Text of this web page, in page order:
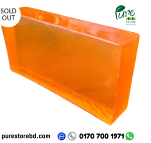
SOLD
OUT